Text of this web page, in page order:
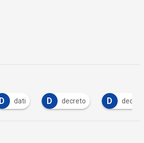
decreto D decreto legislativo